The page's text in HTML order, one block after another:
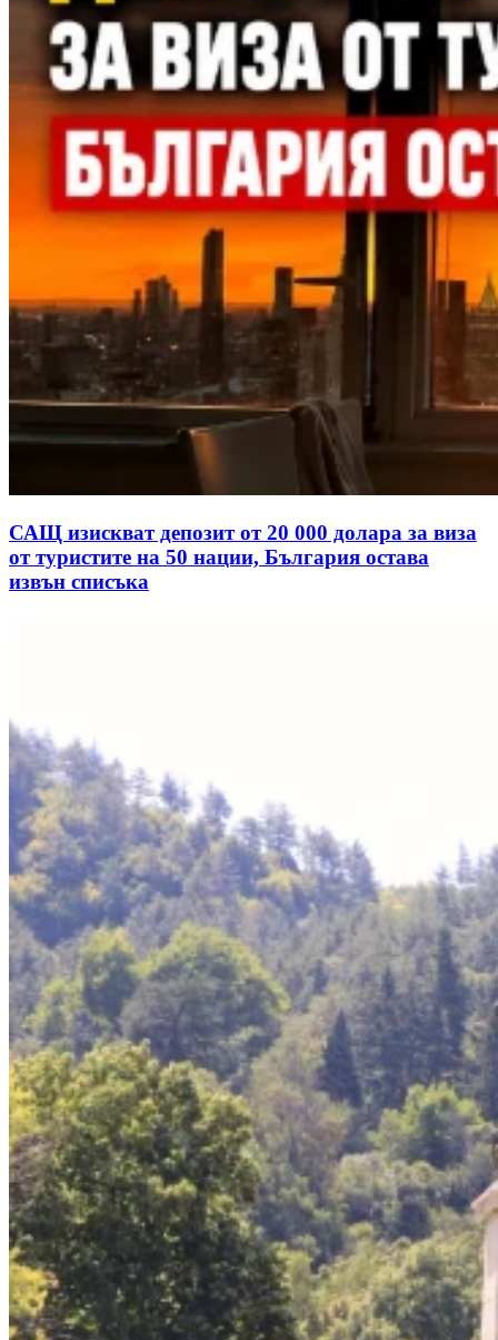
САЩ изискват депозит от 20 000 долара за виза
от туристите на 50 нации, България остава
извън списъка